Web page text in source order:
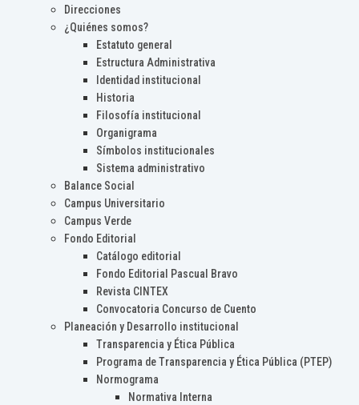
Direcciones
¿Quiénes somos?
Estatuto general
Estructura Administrativa
Identidad institucional
Historia
Filosofía institucional
Organigrama
Símbolos institucionales
Sistema administrativo
Balance Social
Campus Universitario
Campus Verde
Fondo Editorial
Catálogo editorial
Fondo Editorial Pascual Bravo
Revista CINTEX
Convocatoria Concurso de Cuento
Planeación y Desarrollo institucional
Transparencia y Ética Pública
Programa de Transparencia y Ética Pública (PTEP)
Normograma
Normativa Interna